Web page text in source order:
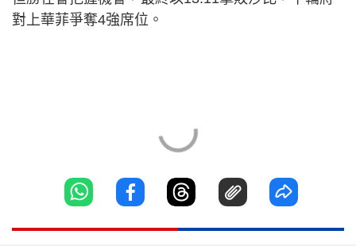
對上華菲爭奪4強席位。